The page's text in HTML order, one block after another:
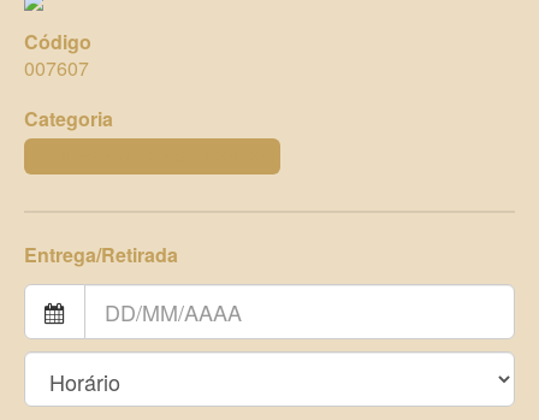
Código
007607
Categoria
Entrega/Retirada